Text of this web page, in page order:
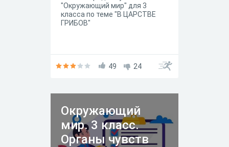
"Окружающий мир" для 3
класса по теме "В ЦАРСТВЕ
ГРИБОВ"
49 24
Окружающий
мир. 3 класс.
Органы чувств